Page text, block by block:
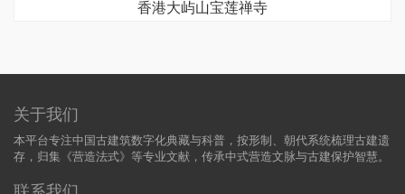
香港大屿山宝莲禅寺
关于我们
本平台专注中国古建筑数字化典藏与科普，按形制、朝代系统梳理古建遗
存，归集《营造法式》等专业文献，传承中式营造文脉与古建保护智慧。